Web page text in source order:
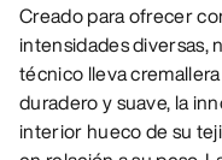
Creado para ofrecer
intensidades diversas,
técnico lleva
duradero y suave, la
interior hueco de su